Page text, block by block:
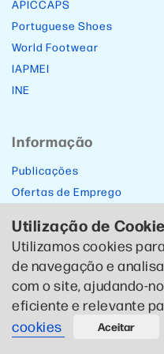
APICCAPS
Portuguese Shoes
World Footwear
IAPMEI
INE
Informação
Publicações
Ofertas de Emprego
Canal de Denúncias
Plano de igualdade de
Social
Utilização de
Utilizamos cookies
de navegação e
com o site, ajudando-
eficiente e relevante
cookies